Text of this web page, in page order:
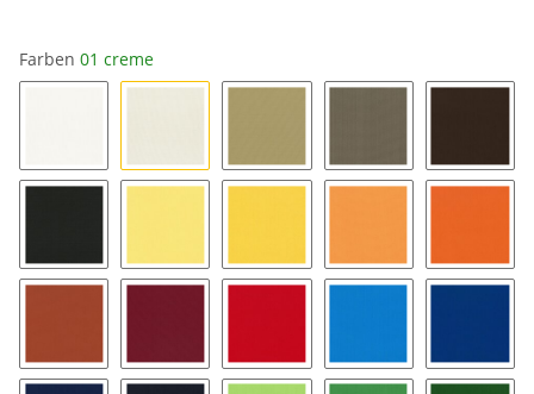
Farben 01 creme
02 weiss 01 creme 03 sand 17 hellbraun07
22 dunkelgrau04 zartgelb 13 zitrone 05 apricot 15
27 terracotta18 bordeaux21 hellrot 10 azurblau 11